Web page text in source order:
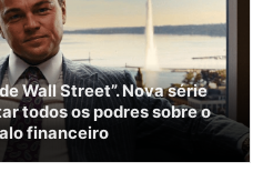
Wall Street”. Nova série
todos os podres sobre o
financeiro